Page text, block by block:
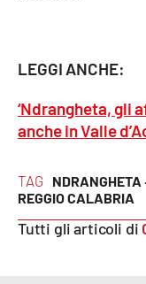
Lacplay.it
TAG NDRANGHETA ·
REGGIO CALABRIA
Tutti gli articoli di
LEGGI ANCHE:
‘Ndrangheta, gli
anche in Valle